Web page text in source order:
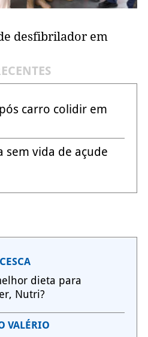
desfibrilador em
carro colidir em
sem vida de açude
dieta para
Nutri?
VALÉRIO